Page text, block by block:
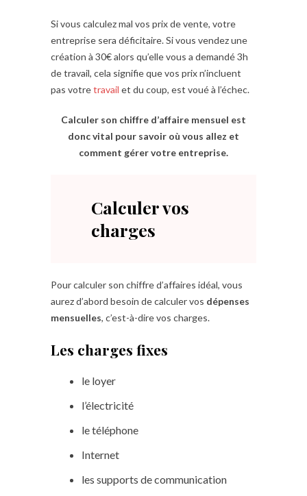
Si vous calculez mal vos prix de vente, votre
entreprise sera déficitaire. Si vous vendez une
création à 30€ alors qu’elle vous a demandé 3h
de travail, cela signifie que vos prix n’incluent
pas votretravail et du coup, est voué à l’échec.
Calculer son chiffre d’affaire mensuel est
donc vital pour savoir où vous allez et
comment gérer votre entreprise.
Calculer vos
charges
Pour calculer son chiffre d’affaires idéal, vous
aurez d’abord besoin de calculer vos dépenses
mensuelles, c’est-à-dire vos charges.
Les charges fixes
le loyer
l’électricité
le téléphone
Internet
les supports de communication